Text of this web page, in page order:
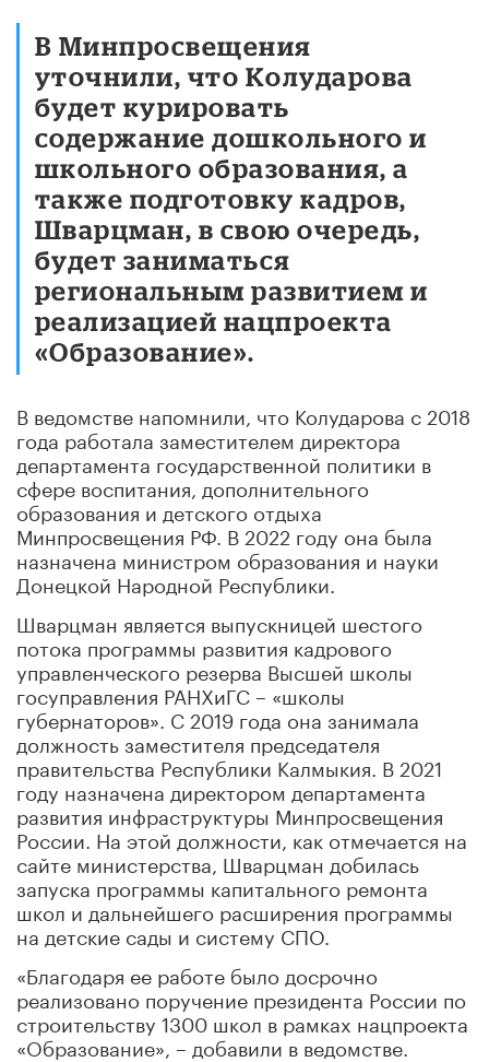
В Минпросвещения
уточнили, что Колударова
будет курировать
содержание дошкольного и
школьного образования, а
также подготовку кадров,
Шварцман, в свою очередь,
будет заниматься
региональным развитием и
реализацией нацпроекта
«Образование».
В ведомстве напомнили, что Колударова с 2018
года работала заместителем директора
департамента государственной политики в
сфере воспитания, дополнительного
образования и детского отдыха
Минпросвещения РФ. В 2022 году она была
назначена министром образования и науки
Донецкой Народной Республики.
Шварцман является выпускницей шестого
потока программы развития кадрового
управленческого резерва Высшей школы
госуправления РАНХиГС – «школы
губернаторов». С 2019 года она занимала
должность заместителя председателя
правительства Республики Калмыкия. В 2021
году назначена директором департамента
развития инфраструктуры Минпросвещения
России. На этой должности, как отмечается на
сайте министерства, Шварцман добилась
запуска программы капитального ремонта
школ и дальнейшего расширения программы
на детские сады и систему СПО.
«Благодаря ее работе было досрочно
реализовано поручение президента России по
строительству 1300 школ в рамках нацпроекта
«Образование», – добавили в ведомстве.